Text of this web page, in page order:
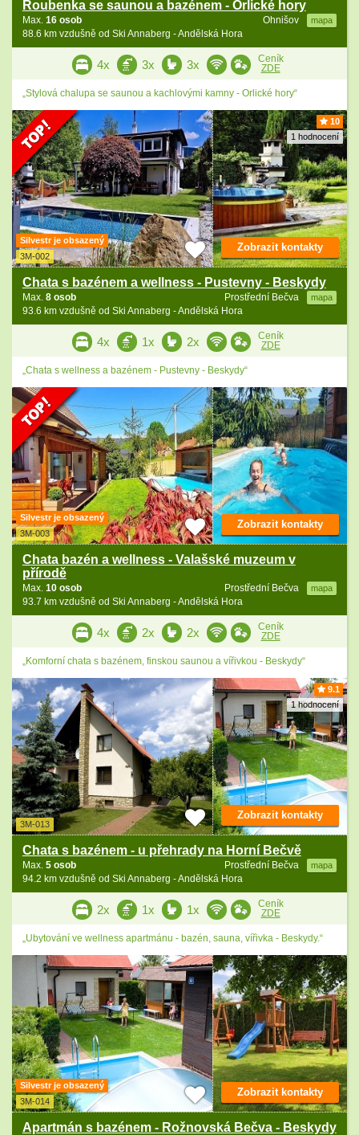
Roubenka se saunou a bazénem - Orlické hory
Ohnišov mapa
Max. 16 osob
88.6 km vzdušně od Ski Annaberg - Andělská Hora
4x 3x 3x
Ceník
ZDE
„Stylová chalupa se saunou a kachlovými kamny - Orlické hory“
10
1 hodnocení
Silvestr je obsazený
3M-002
Chata s bazénem a wellness - Pustevny - Beskydy
Prostřední Bečva mapa
Max. 8 osob
93.6 km vzdušně od Ski Annaberg - Andělská Hora
Zobrazit kontakty
4x 1x 2x
Ceník
ZDE
„Chata s wellness a bazénem - Pustevny - Beskydy“
Silvestr je obsazený
3M-003
Chata bazén a wellness - Valašské muzeum v
přírodě
Prostřední Bečva mapa
Max. 10 osob
93.7 km vzdušně od Ski Annaberg - Andělská Hora
Zobrazit kontakty
4x 2x 2x
Ceník
ZDE
„Komforní chata s bazénem, finskou saunou a vířivkou - Beskydy“
9.1
1 hodnocení
3M-013
Chata s bazénem - u přehrady na Horní Bečvě
Prostřední Bečva mapa
Max. 5 osob
94.2 km vzdušně od Ski Annaberg - Andělská Hora
Zobrazit kontakty
2x 1x 1x
Ceník
ZDE
„Ubytování ve wellness apartmánu - bazén, sauna, vířivka - Beskydy.“
Silvestr je obsazený
3M-014
Apartmán s bazénem - Rožnovská Bečva - Beskydy
Zobrazit kontakty